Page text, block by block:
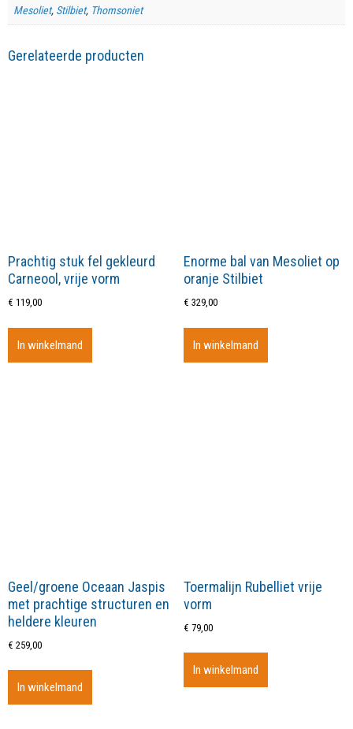
Mesoliet, Stilbiet, Thomsoniet
Gerelateerde producten
Prachtig stuk fel gekleurd
Carneool, vrije vorm
€ 119,00
In winkelmand
Enorme bal van Mesoliet op
oranje Stilbiet
€ 329,00
In winkelmand
Geel/groene Oceaan Jaspis
met prachtige structuren en
heldere kleuren
€ 259,00
In winkelmand
Toermalijn Rubelliet vrije
vorm
€ 79,00
In winkelmand